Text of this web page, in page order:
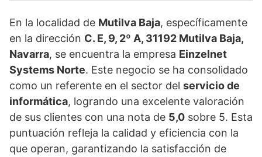
En la localidad de Mutilva Baja, específicamente
en la dirección C. E, 9, 2º A, 31192 Mutilva Baja,
Navarra, se encuentra la empresa Einzelnet
Systems Norte. Este negocio se ha consolidado
como un referente en el sector del servicio de
informática, logrando una excelente valoración
de sus clientes con una nota de 5,0 sobre 5. Esta
puntuación refleja la calidad y eficiencia con la
que operan, garantizando la satisfacción de